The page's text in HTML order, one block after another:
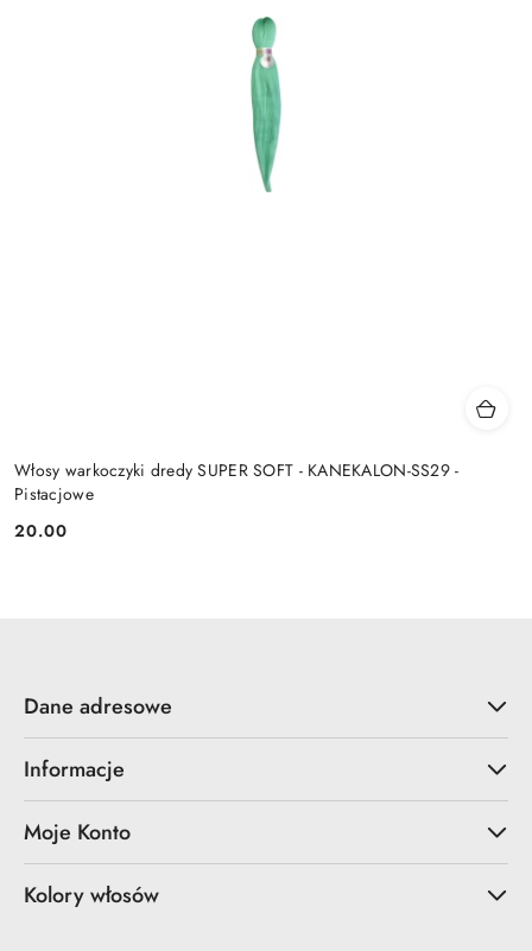
Włosy warkoczyki dredy SUPER SOFT - KANEKALON-SS29 -
Pistacjowe
Cena:
20.00
Dane adresowe
Informacje
Moje Konto
Kolory włosów